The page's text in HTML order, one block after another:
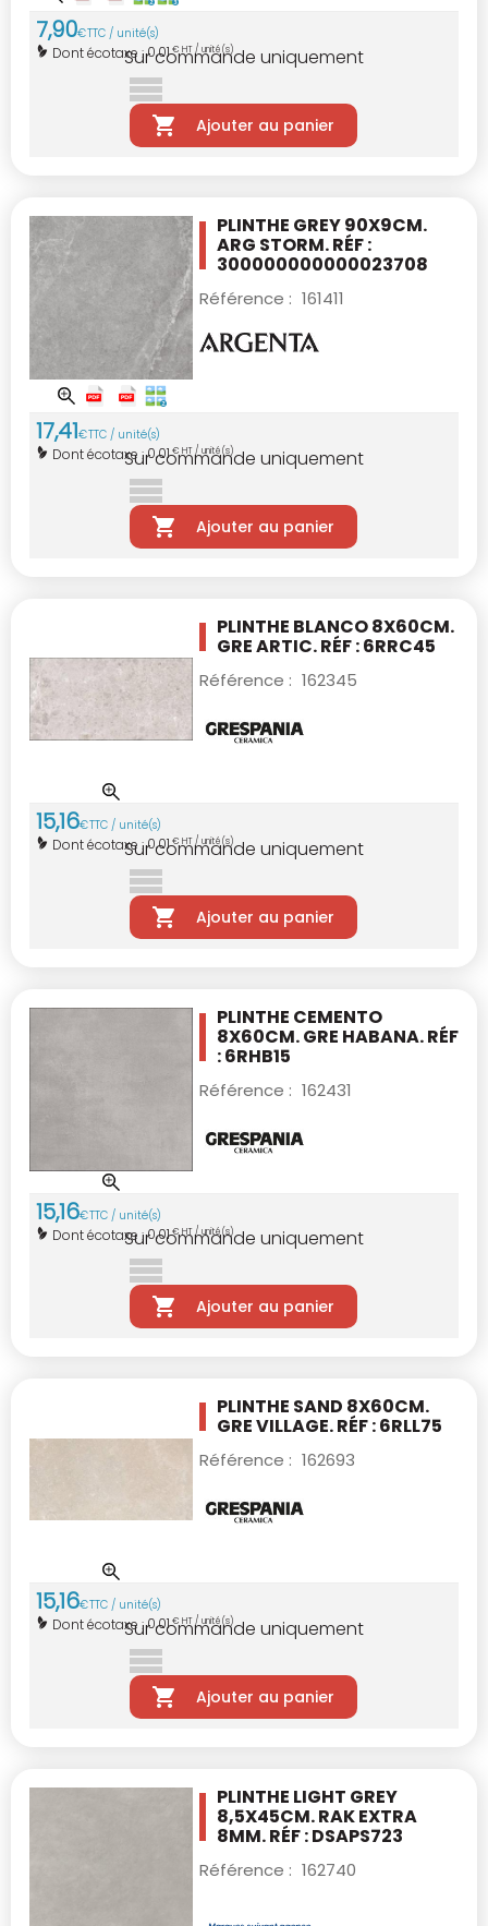
7,90€TTC / unité(s)
Dont écotaxe :0,01€ HT / unité(s)
Sur commande uniquement
Ajouter au panier
PLINTHE GREY 90X9CM.
ARG STORM. RÉF :
300000000000023708
Référence : 161411
17,41€TTC / unité(s)
Dont écotaxe :0,01€ HT / unité(s)
Sur commande uniquement
Ajouter au panier
PLINTHE BLANCO 8X60CM.
GRE ARTIC. RÉF : 6RRC45
Référence : 162345
15,16€TTC / unité(s)
Dont écotaxe :0,01€ HT / unité(s)
Sur commande uniquement
Ajouter au panier
PLINTHE CEMENTO
8X60CM.GRE HABANA. RÉF
: 6RHB15
Référence : 162431
15,16€TTC / unité(s)
Dont écotaxe :0,01€ HT / unité(s)
Sur commande uniquement
Ajouter au panier
PLINTHE SAND 8X60CM.
GRE VILLAGE. RÉF : 6RLL75
Référence : 162693
15,16€TTC / unité(s)
Dont écotaxe :0,01€ HT / unité(s)
Sur commande uniquement
Ajouter au panier
PLINTHE LIGHT GREY
8,5X45CM.RAK EXTRA
8MM. RÉF : DSAPS723
Référence : 162740